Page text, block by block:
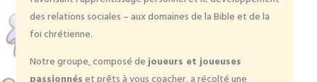
des relations sociales – aux domaines de la Bible et de la
foi chrétienne.
Notre groupe, composé dejoueurs et joueuses